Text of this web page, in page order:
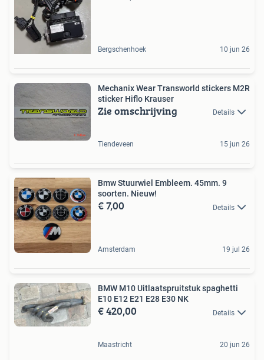
Bergschenhoek 10 jun 26
Mechanix Wear Transworld stickers M2R
sticker Hiflo Krauser
Zie omschrijving Details
Tiendeveen 15 jun 26
Bmw Stuurwiel Embleem. 45mm. 9
soorten. Nieuw!
€ 7,00 Details
Amsterdam 19 jul 26
BMW M10 Uitlaatspruitstuk spaghetti
E10 E12 E21 E28 E30 NK
€ 420,00 Details
Maastricht 20 jun 26